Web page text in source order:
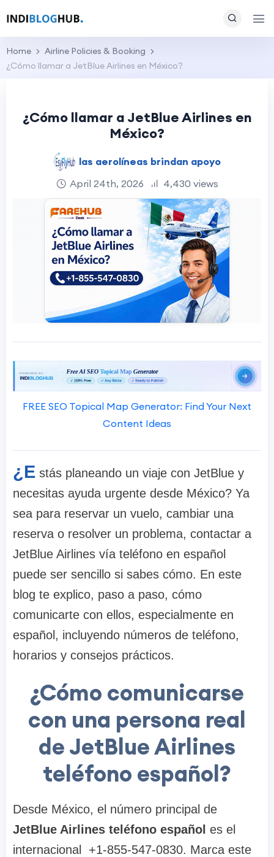
Home
Airline Policies & Booking
¿Cómo llamar a JetBlue Airlines en México?
¿Cómo llamar a JetBlue Airlines en
México?
las aerolíneas brindan apoyo
April 24th, 2026
4,430 views
FREE SEO Topical Map Generator: Find Your Next
Content Ideas
¿E stás planeando un viaje con JetBlue y
necesitas ayuda urgente desde México? Ya
sea para reservar un vuelo, cambiar una
reserva o resolver un problema, contactar a
JetBlue Airlines vía teléfono en español
puede ser sencillo si sabes cómo. En este
blog te explico, paso a paso, cómo
comunicarte con ellos, especialmente en
español, incluyendo números de teléfono,
horarios y consejos prácticos.
¿Cómo comunicarse
con una persona real
de JetBlue Airlines
teléfono español?
Desde México, el número principal de
JetBlue Airlines teléfono español es el
internacional +1-855-547-0830. Marca este